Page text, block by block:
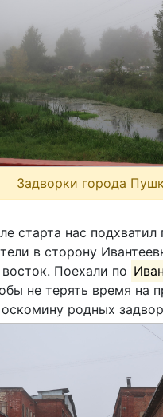
Задворки города
старта нас
в сторону
Поехали по
не терять время на
родных